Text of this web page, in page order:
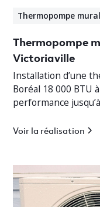
Thermopompe
Thermopompe
Victoriaville
Installation d’une
Boréal 18 000 BTU
performance
Voir la réalisation